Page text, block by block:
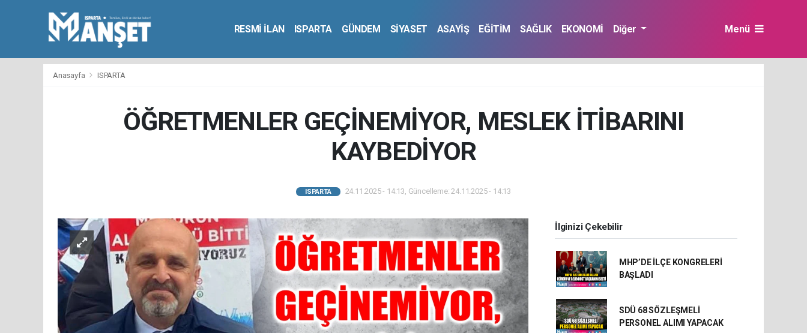
RESMİ İLAN ISPARTA GÜNDEM SİYASET ASAYİŞ EĞİTİM SAĞLIK EKONOMİ Diğer Menü
Anasayfa ISPARTA
ÖĞRETMENLER GEÇİNEMİYOR, MESLEK İTİBARINI
KAYBEDİYOR
ISPARTA 24.11.2025 - 14:13, Güncelleme: 24.11.2025 - 14:13
İlginizi Çekebilir
MHP’DE İLÇE KONGRELERİ
BAŞLADI
SDÜ 68 SÖZLEŞMELİ
PERSONEL ALIMI YAPACAK